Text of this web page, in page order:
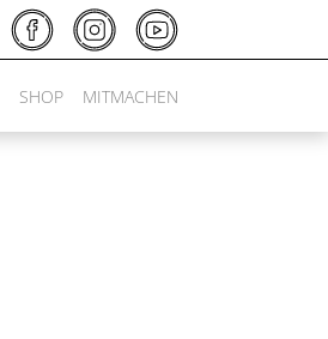
SHOP MITMACHEN